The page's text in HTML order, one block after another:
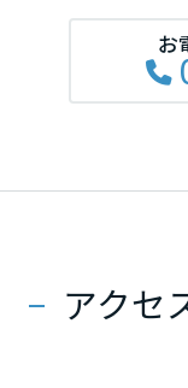
お
アクセ